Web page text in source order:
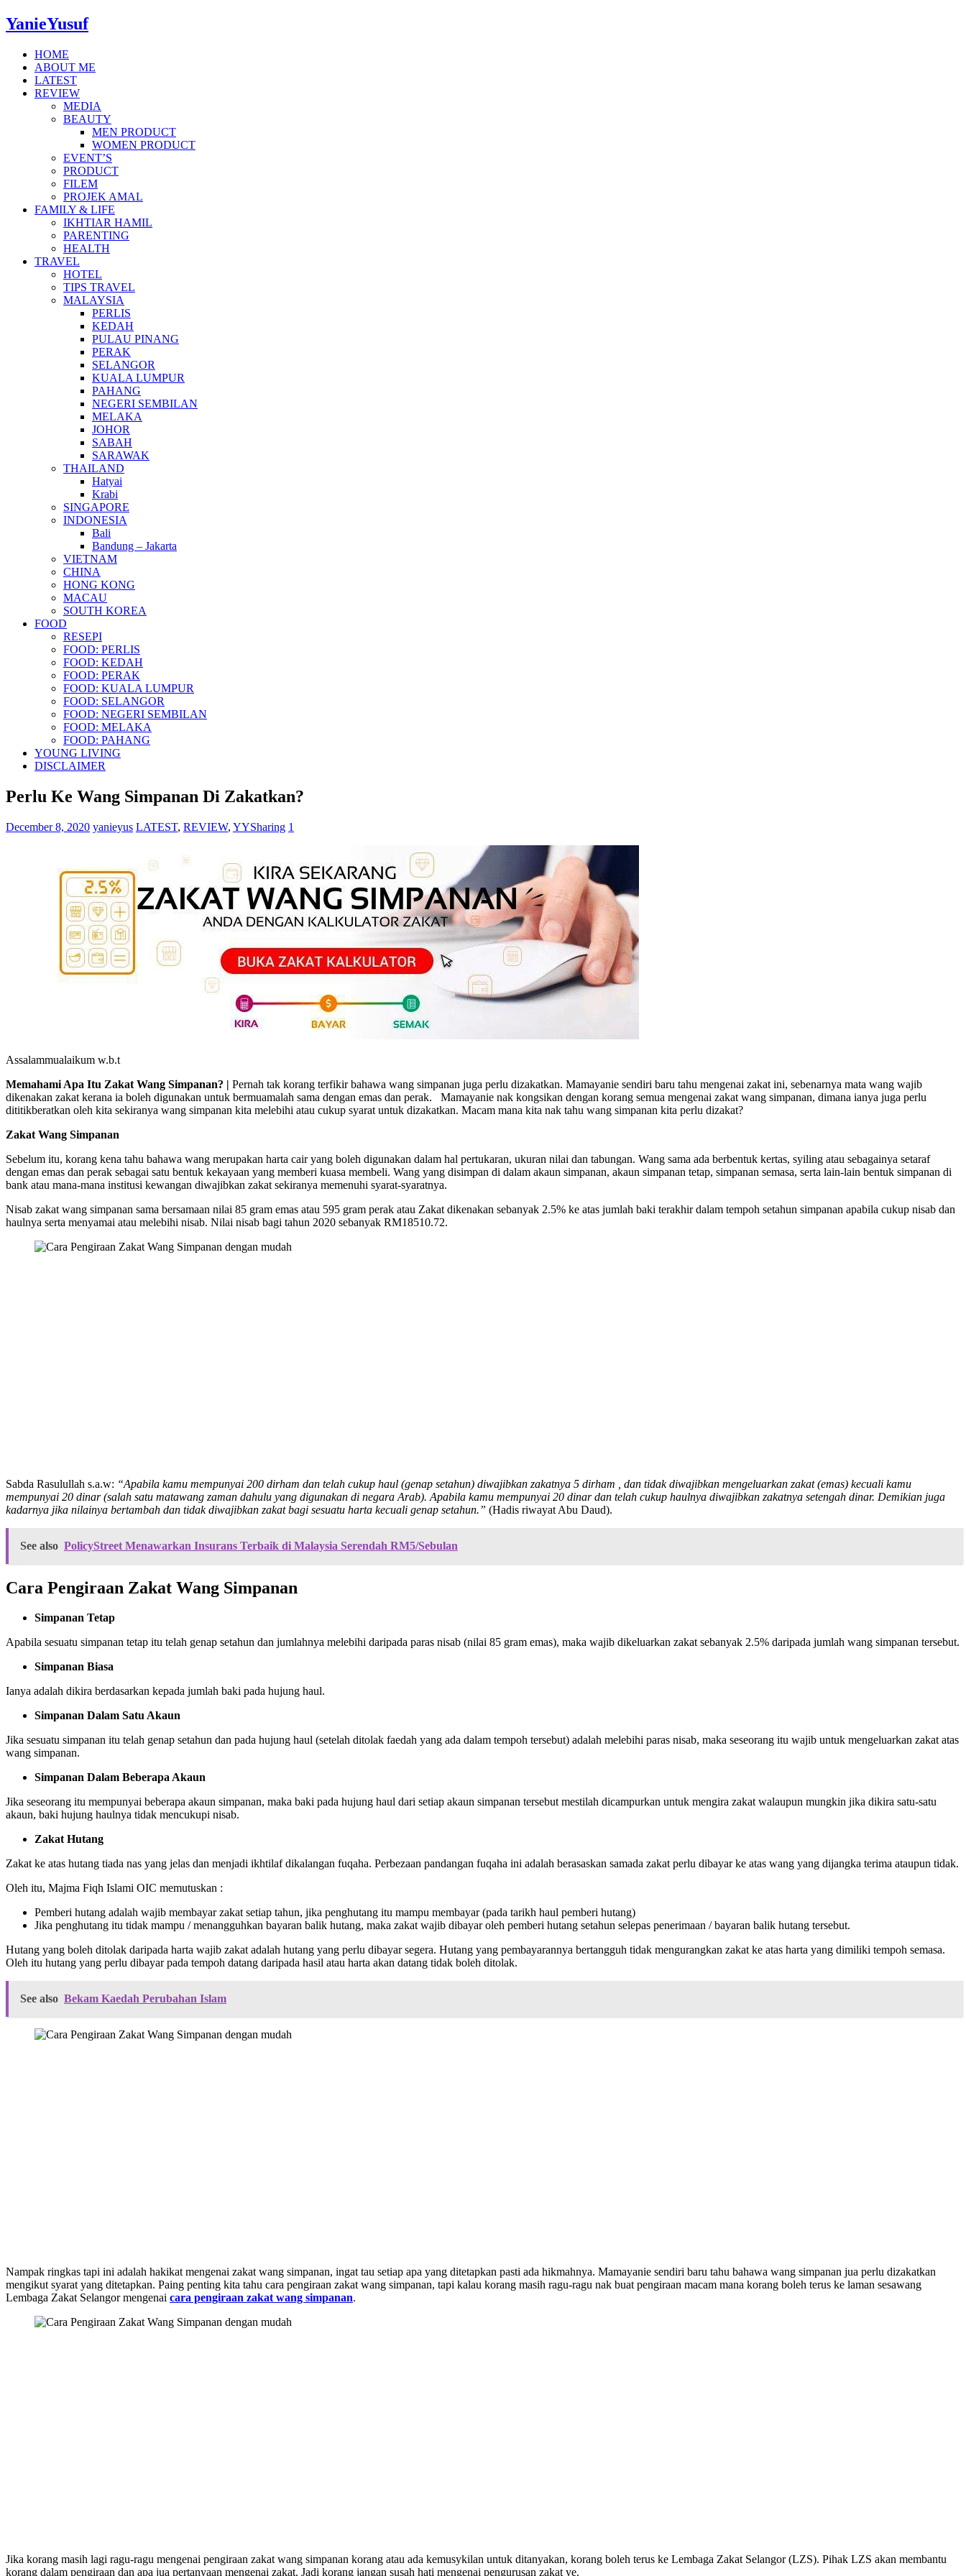
YanieYusuf
HOME
ABOUT ME
LATEST
REVIEW
MEDIA
BEAUTY
MEN PRODUCT
WOMEN PRODUCT
EVENT’S
PRODUCT
FILEM
PROJEK AMAL
FAMILY & LIFE
IKHTIAR HAMIL
PARENTING
HEALTH
TRAVEL
HOTEL
TIPS TRAVEL
MALAYSIA
PERLIS
KEDAH
PULAU PINANG
PERAK
SELANGOR
KUALA LUMPUR
PAHANG
NEGERI SEMBILAN
MELAKA
JOHOR
SABAH
SARAWAK
THAILAND
Hatyai
Krabi
SINGAPORE
INDONESIA
Bali
Bandung – Jakarta
VIETNAM
CHINA
HONG KONG
MACAU
SOUTH KOREA
FOOD
RESEPI
FOOD: PERLIS
FOOD: KEDAH
FOOD: PERAK
FOOD: KUALA LUMPUR
FOOD: SELANGOR
FOOD: NEGERI SEMBILAN
FOOD: MELAKA
FOOD: PAHANG
YOUNG LIVING
DISCLAIMER
Perlu Ke Wang Simpanan Di Zakatkan?
December 8, 2020 yanieyus LATEST, REVIEW, YYSharing 1
Assalammualaikum w.b.t
Memahami Apa Itu Zakat Wang Simpanan? | Pernah tak korang terfikir bahawa wang simpanan juga perlu dizakatkan. Mamayanie sendiri baru tahu mengenai zakat ini, sebenarnya mata wang wajib
dikenakan zakat kerana ia boleh digunakan untuk bermuamalah sama dengan emas dan perak. Mamayanie nak kongsikan dengan korang semua mengenai zakat wang simpanan, dimana ianya juga perlu
dititikberatkan oleh kita sekiranya wang simpanan kita melebihi atau cukup syarat untuk dizakatkan. Macam mana kita nak tahu wang simpanan kita perlu dizakat?
Zakat Wang Simpanan
Sebelum itu, korang kena tahu bahawa wang merupakan harta cair yang boleh digunakan dalam hal pertukaran, ukuran nilai dan tabungan. Wang sama ada berbentuk kertas, syiling atau sebagainya setaraf
dengan emas dan perak sebagai satu bentuk kekayaan yang memberi kuasa membeli. Wang yang disimpan di dalam akaun simpanan, akaun simpanan tetap, simpanan semasa, serta lain-lain bentuk simpanan di
bank atau mana-mana institusi kewangan diwajibkan zakat sekiranya memenuhi syarat-syaratnya.
Nisab zakat wang simpanan sama bersamaan nilai 85 gram emas atau 595 gram perak atau Zakat dikenakan sebanyak 2.5% ke atas jumlah baki terakhir dalam tempoh setahun simpanan apabila cukup nisab dan
haulnya serta menyamai atau melebihi nisab. Nilai nisab bagi tahun 2020 sebanyak RM18510.72.
Sabda Rasulullah s.a.w: “Apabila kamu mempunyai 200 dirham dan telah cukup haul (genap setahun) diwajibkan zakatnya 5 dirham , dan tidak diwajibkan mengeluarkan zakat (emas) kecuali kamu
mempunyai 20 dinar (salah satu matawang zaman dahulu yang digunakan di negara Arab). Apabila kamu mempunyai 20 dinar dan telah cukup haulnya diwajibkan zakatnya setengah dinar. Demikian juga
kadarnya jika nilainya bertambah dan tidak diwajibkan zakat bagi sesuatu harta kecuali genap setahun.” (Hadis riwayat Abu Daud).
See also PolicyStreet Menawarkan Insurans Terbaik di Malaysia Serendah RM5/Sebulan
Cara Pengiraan Zakat Wang Simpanan
Simpanan Tetap
Apabila sesuatu simpanan tetap itu telah genap setahun dan jumlahnya melebihi daripada paras nisab (nilai 85 gram emas), maka wajib dikeluarkan zakat sebanyak 2.5% daripada jumlah wang simpanan tersebut.
Simpanan Biasa
Ianya adalah dikira berdasarkan kepada jumlah baki pada hujung haul.
Simpanan Dalam Satu Akaun
Jika sesuatu simpanan itu telah genap setahun dan pada hujung haul (setelah ditolak faedah yang ada dalam tempoh tersebut) adalah melebihi paras nisab, maka seseorang itu wajib untuk mengeluarkan zakat atas
wang simpanan.
Simpanan Dalam Beberapa Akaun
Jika seseorang itu mempunyai beberapa akaun simpanan, maka baki pada hujung haul dari setiap akaun simpanan tersebut mestilah dicampurkan untuk mengira zakat walaupun mungkin jika dikira satu-satu
akaun, baki hujung haulnya tidak mencukupi nisab.
Zakat Hutang
Zakat ke atas hutang tiada nas yang jelas dan menjadi ikhtilaf dikalangan fuqaha. Perbezaan pandangan fuqaha ini adalah berasaskan samada zakat perlu dibayar ke atas wang yang dijangka terima ataupun tidak.
Oleh itu, Majma Fiqh Islami OIC memutuskan :
Pemberi hutang adalah wajib membayar zakat setiap tahun, jika penghutang itu mampu membayar (pada tarikh haul pemberi hutang)
Jika penghutang itu tidak mampu / menangguhkan bayaran balik hutang, maka zakat wajib dibayar oleh pemberi hutang setahun selepas penerimaan / bayaran balik hutang tersebut.
Hutang yang boleh ditolak daripada harta wajib zakat adalah hutang yang perlu dibayar segera. Hutang yang pembayarannya bertangguh tidak mengurangkan zakat ke atas harta yang dimiliki tempoh semasa.
Oleh itu hutang yang perlu dibayar pada tempoh datang daripada hasil atau harta akan datang tidak boleh ditolak.
See also Bekam Kaedah Perubahan Islam
Nampak ringkas tapi ini adalah hakikat mengenai zakat wang simpanan, ingat tau setiap apa yang ditetapkan pasti ada hikmahnya. Mamayanie sendiri baru tahu bahawa wang simpanan jua perlu dizakatkan
mengikut syarat yang ditetapkan. Paing penting kita tahu cara pengiraan zakat wang simpanan, tapi kalau korang masih ragu-ragu nak buat pengiraan macam mana korang boleh terus ke laman sesawang
Lembaga Zakat Selangor mengenai cara pengiraan zakat wang simpanan.
Jika korang masih lagi ragu-ragu mengenai pengiraan zakat wang simpanan korang atau ada kemusykilan untuk ditanyakan, korang boleh terus ke Lembaga Zakat Selangor (LZS). Pihak LZS akan membantu
korang dalam pengiraan dan apa jua pertanyaan mengenai zakat. Jadi korang jangan susah hati mengenai pengurusan zakat ye.